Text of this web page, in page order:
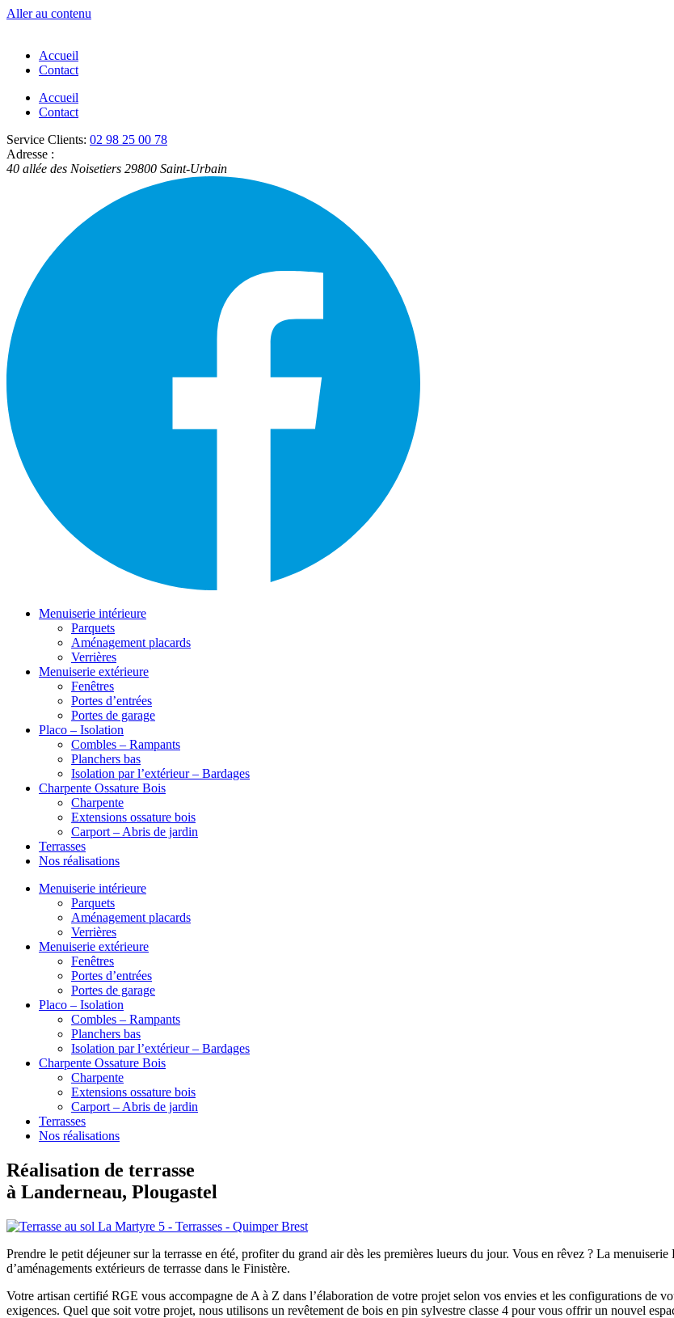
Aller au contenu
Accueil
Contact
Accueil
Contact
Service Clients: 02 98 25 00 78
Adresse :
40 allée des Noisetiers 29800 Saint-Urbain
Menuiserie intérieure
Parquets
Aménagement placards
Verrières
Menuiserie extérieure
Fenêtres
Portes d’entrées
Portes de garage
Placo – Isolation
Combles – Rampants
Planchers bas
Isolation par l’extérieur – Bardages
Charpente Ossature Bois
Charpente
Extensions ossature bois
Carport – Abris de jardin
Terrasses
Nos réalisations
Menuiserie intérieure
Parquets
Aménagement placards
Verrières
Menuiserie extérieure
Fenêtres
Portes d’entrées
Portes de garage
Placo – Isolation
Combles – Rampants
Planchers bas
Isolation par l’extérieur – Bardages
Charpente Ossature Bois
Charpente
Extensions ossature bois
Carport – Abris de jardin
Terrasses
Nos réalisations
Réalisation de terrasse
à Landerneau, Plougastel
Prendre le petit déjeuner sur la terrasse en été, profiter du grand air dès les premières lueurs du jour. Vous en rêvez ? La
d’aménagements extérieurs de terrasse dans le Finistère.
Votre artisan certifié RGE vous accompagne de A à Z dans l’élaboration de votre projet selon vos envies et les configurations de
exigences. Quel que soit votre projet, nous utilisons un revêtement de bois en pin sylvestre classe 4 pour vous offrir un nouvel